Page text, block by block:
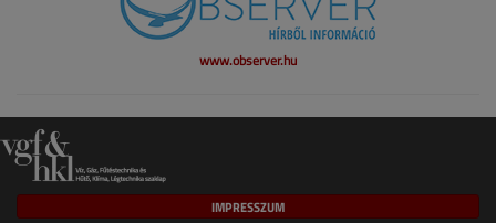
www.observer.hu
IMPRESSZUM